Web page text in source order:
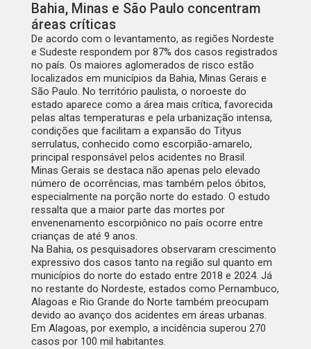
Bahia, Minas e São Paulo concentram
áreas críticas
De acordo com o levantamento, as regiões Nordeste
e Sudeste respondem por 87% dos casos registrados
no país. Os maiores aglomerados de risco estão
localizados em municípios da Bahia, Minas Gerais e
São Paulo. No território paulista, o noroeste do
estado aparece como a área mais crítica, favorecida
pelas altas temperaturas e pela urbanização intensa,
condições que facilitam a expansão do Tityus
serrulatus, conhecido como escorpião-amarelo,
principal responsável pelos acidentes no Brasil.
Minas Gerais se destaca não apenas pelo elevado
número de ocorrências, mas também pelos óbitos,
especialmente na porção norte do estado. O estudo
ressalta que a maior parte das mortes por
envenenamento escorpiônico no país ocorre entre
crianças de até 9 anos.
Na Bahia, os pesquisadores observaram crescimento
expressivo dos casos tanto na região sul quanto em
municípios do norte do estado entre 2018 e 2024. Já
no restante do Nordeste, estados como Pernambuco,
Alagoas e Rio Grande do Norte também preocupam
devido ao avanço dos acidentes em áreas urbanas.
Em Alagoas, por exemplo, a incidência superou 270
casos por 100 mil habitantes.